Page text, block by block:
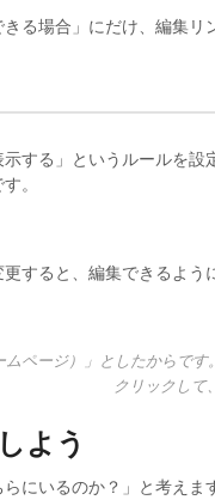
る場合」にだけ、編集
する」というルールを
。
すると、編集できるよ
ページ）」としたからで
クリックし
よう
にいるのか？」と考え